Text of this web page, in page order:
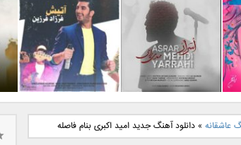
دانلود آهنگ جدید مهدی
یراحی بنام اسرار
دانلود آهنگ جدید فرزاد
فرزین بنام آتیش
عاشقانه »دانلود آهنگ جدید امید اکبری بنام فاصله